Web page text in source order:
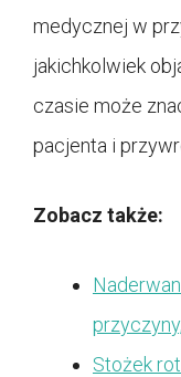
medycznej w
jakichkolwiek
czasie może
pacjenta i
Zobacz także:
Stożek